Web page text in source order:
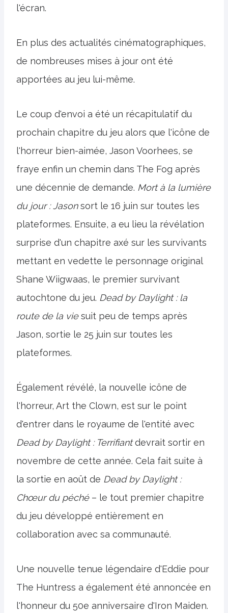
l'écran.
En plus des actualités cinématographiques,
de nombreuses mises à jour ont été
apportées au jeu lui-même.
Le coup d'envoi a été un récapitulatif du
prochain chapitre du jeu alors que l'icône de
l'horreur bien-aimée, Jason Voorhees, se
fraye enfin un chemin dans The Fog après
une décennie de demande. Mort à la lumière
du jour : Jasonsort le 16 juin sur toutes les
plateformes. Ensuite, a eu lieu la révélation
surprise d'un chapitre axé sur les survivants
mettant en vedette le personnage original
Shane Wiigwaas, le premier survivant
autochtone du jeu. Dead by Daylight : la
route de la viesuit peu de temps après
Jason, sortie le 25 juin sur toutes les
plateformes.
Également révélé, la nouvelle icône de
l'horreur, Art the Clown, est sur le point
d'entrer dans le royaume de l'entité avec
Dead by Daylight : Terrifiantdevrait sortir en
novembre de cette année. Cela fait suite à
la sortie en août de Dead by Daylight :
Chœur du péché– le tout premier chapitre
du jeu développé entièrement en
collaboration avec sa communauté.
Une nouvelle tenue légendaire d'Eddie pour
The Huntress a également été annoncée en
l'honneur du 50e anniversaire d'Iron Maiden.